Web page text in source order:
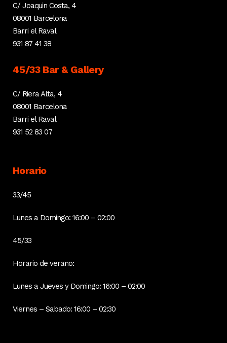
C/ Joaquin Costa, 4
08001 Barcelona
Barri el Raval
931 87 41 38
45/33 Bar & Gallery
C/ Riera Alta, 4
08001 Barcelona
Barri el Raval
931 52 83 07
Horario
33/45
Lunes a Domingo: 16:00 – 02:00
45/33
Horario de verano:
Lunes a Jueves y Domingo: 16:00 – 02:00
Viernes – Sabado: 16:00 – 02:30